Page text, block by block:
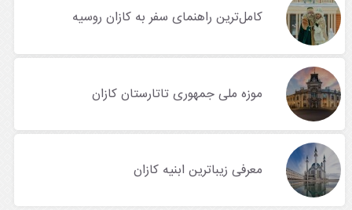
کامل‌ترین راهنمای سفر به کازان روسیه
موزه ملی جمهوری تاتارستان کازان
معرفی زیباترین ابنیه کازان